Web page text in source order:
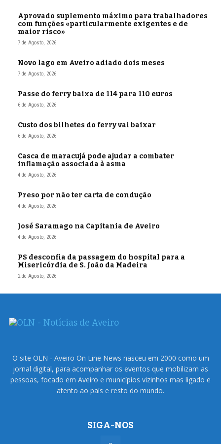
Aprovado suplemento máximo para trabalhadores
com funções «particularmente exigentes e de
maior risco»
7 de Agosto, 2026
Novo lago em Aveiro adiado dois meses
7 de Agosto, 2026
Passe do ferry baixa de 114 para 110 euros
6 de Agosto, 2026
Custo dos bilhetes do ferry vai baixar
6 de Agosto, 2026
Casca de maracujá pode ajudar a combater
inflamação associada à asma
4 de Agosto, 2026
Preso por não ter carta de condução
4 de Agosto, 2026
José Saramago na Capitania de Aveiro
4 de Agosto, 2026
PS desconfia da passagem do hospital para a
Misericórdia de S. João da Madeira
2 de Agosto, 2026
O site OLN - Aveiro On Line News nasceu em 2000 como um
jornal digital, para acompanhar os eventos que mobilizam as
pessoas, focado em Aveiro e municípios vizinhos mas ligado e
atento ao país e resto do mundo.
SIGA-NOS